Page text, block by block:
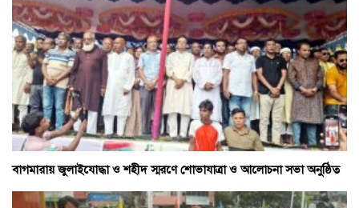
বাগমারায় জুলাইযোদ্ধা ও শহীদ স্মরণে শোভাযাত্রা ও আলোচনা সভা অনুষ্ঠিত